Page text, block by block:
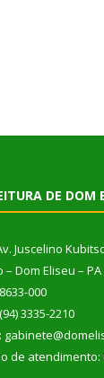
DE DOM
Juscelino
– Dom Eliseu – PA
000
3335-2210
de atendimento: